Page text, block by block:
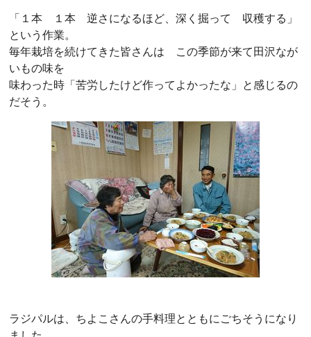
「１本 １本 逆さになるほど、深く掘って 収穫する」
という作業。
毎年栽培を続けてきた皆さんは この季節が来て田沢なが
いもの味を
味わった時「苦労したけど作ってよかったな」と感じるの
だそう。
ラジパルは、ちよこさんの手料理とともにごちそうになり